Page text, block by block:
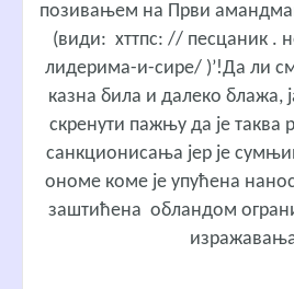
позивањем на Први
(види: хттпс: // песцаник .
лидерима-и-сире/ )’!Да ли
казна била и далеко блажа,
скренути пажњу да је таква
санкционисања јер је
ономе коме је упућена
заштићена обландом